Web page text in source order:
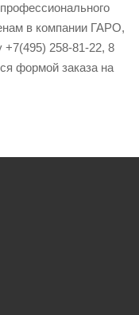
в компании ГАРО,
+7(495) 258-81-22, 8
формой заказа на